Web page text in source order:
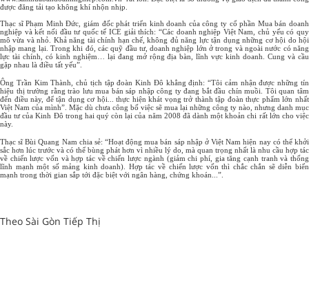
được đăng tải tạo không khí nhộn nhịp.
Thạc sĩ Phạm Minh Đức, giám đốc phát triển kinh doanh của công ty cổ phần Mua bán doanh
nghiệp và kết nối đầu tư quốc tế ICE giải thích: “Các doanh nghiệp Việt Nam, chủ yếu có quy
mô vừa và nhỏ. Khả năng tài chính hạn chế, không đủ năng lực tận dụng những cơ hội do hội
nhập mang lại. Trong khi đó, các quỹ đầu tư, doanh nghiệp lớn ở trong và ngoài nước có năng
lực tài chính, có kinh nghiệm… lại đang mở rộng địa bàn, lĩnh vực kinh doanh. Cung và cầu
gặp nhau là điều tất yếu”.
Ông Trần Kim Thành, chủ tịch tập đoàn Kinh Đô khẳng định: “Tôi cảm nhận được những tín
hiệu thị trường rằng trào lưu mua bán sáp nhập công ty đang bắt đầu chín muồi. Tôi quan tâm
đến điều này, để tận dụng cơ hội... thực hiện khát vọng trở thành tập đoàn thực phẩm lớn nhất
Việt Nam của mình”. Mặc dù chưa công bố việc sẽ mua lại những công ty nào, nhưng danh mục
đầu tư của Kinh Đô trong hai quý còn lại của năm 2008 đã dành một khoản chi rất lớn cho việc
này.
Thạc sĩ Bùi Quang Nam chia sẻ: “Hoạt động mua bán sáp nhập ở Việt Nam hiện nay có thể khởi
sắc hơn lúc trước và có thể bùng phát hơn vì nhiều lý do, mà quan trọng nhất là nhu cầu hợp tác
về chiến lược vốn và hợp tác về chiến lược ngành (giảm chi phí, gia tăng cạnh tranh và thống
lĩnh mạnh một số mảng kinh doanh). Hợp tác về chiến lược vốn thì chắc chắn sẽ diễn biến
mạnh trong thời gian sắp tới đặc biệt với ngân hàng, chứng khoán...”.
Theo Sài Gòn Tiếp Thị